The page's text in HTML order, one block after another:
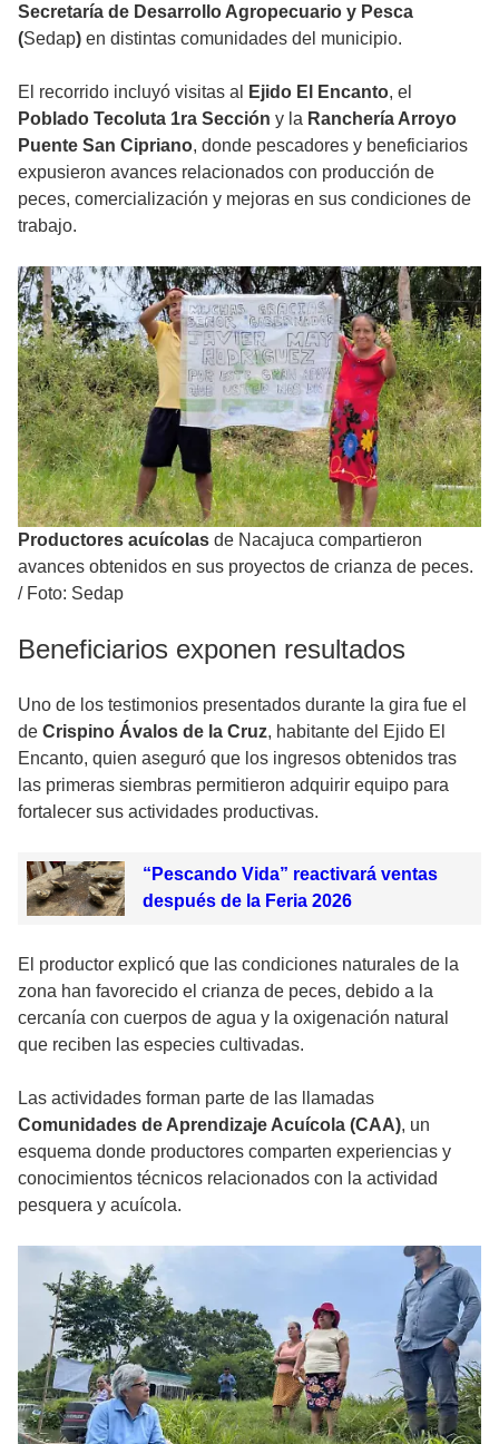
Secretaría de Desarrollo Agropecuario y Pesca
(Sedap) en distintas comunidades del municipio.
El recorrido incluyó visitas al Ejido El Encanto, el
Poblado Tecoluta 1ra Sección y la Ranchería Arroyo
Puente San Cipriano, donde pescadores y beneficiarios
expusieron avances relacionados con producción de
peces, comercialización y mejoras en sus condiciones de
trabajo.
Productores acuícolas de Nacajuca compartieron
avances obtenidos en sus proyectos de crianza de peces.
/ Foto: Sedap
Beneficiarios exponen resultados
Uno de los testimonios presentados durante la gira fue el
de Crispino Ávalos de la Cruz, habitante del Ejido El
Encanto, quien aseguró que los ingresos obtenidos tras
las primeras siembras permitieron adquirir equipo para
fortalecer sus actividades productivas.
“Pescando Vida” reactivará ventas
después de la Feria 2026
El productor explicó que las condiciones naturales de la
zona han favorecido el crianza de peces, debido a la
cercanía con cuerpos de agua y la oxigenación natural
que reciben las especies cultivadas.
Las actividades forman parte de las llamadas
Comunidades de Aprendizaje Acuícola (CAA), un
esquema donde productores comparten experiencias y
conocimientos técnicos relacionados con la actividad
pesquera y acuícola.